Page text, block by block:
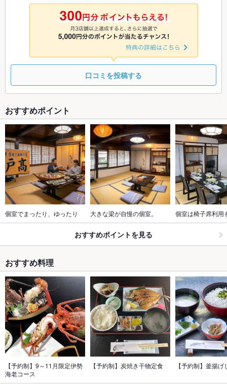
TEL
9/6
TEL □ □
口コミを投稿する
おすすめポイント
個室でまったり、ゆったり 大きな梁が自慢の個室。 個室は椅子席利用
おすすめポイントを見る
おすすめ料理
【予約制】9～11月限定伊勢
海老コース
【予約制】炭焼き干物定食 【予約制】釜揚げ